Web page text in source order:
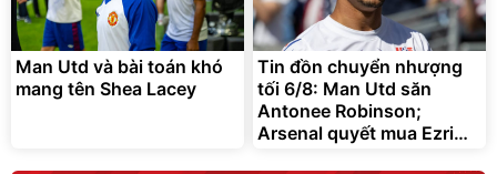
Man Utd và bài toán khó
mang tên Shea Lacey
Tin đồn chuyển nhượng
tối 6/8: Man Utd săn
Antonee Robinson;
Arsenal quyết mua Ezri